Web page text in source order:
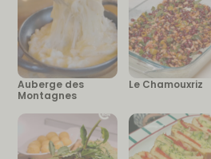
Auberge des
Montagnes
Le Chamouxriz